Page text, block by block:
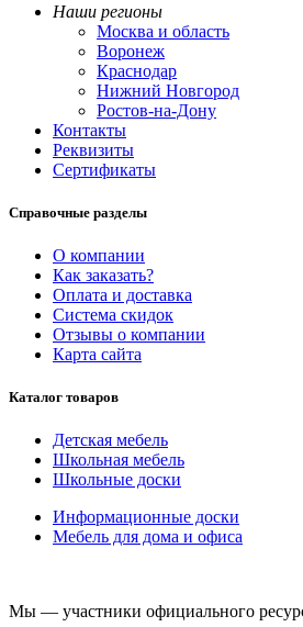
Наши регионы
Москва и область
Воронеж
Краснодар
Нижний Новгород
Ростов-на-Дону
Контакты
Реквизиты
Сертификаты
Справочные разделы
О компании
Как заказать?
Оплата и доставка
Система скидок
Отзывы о компании
Карта сайта
Каталог товаров
Детская мебель
Школьная мебель
Школьные доски
Информационные доски
Мебель для дома и офиса
Мы — участники официального